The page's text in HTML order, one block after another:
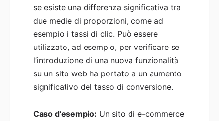
se esiste una differenza significativa tra
due medie di proporzioni, come ad
esempio i tassi di clic. Può essere
utilizzato, ad esempio, per verificare se
l’introduzione di una nuova funzionalità
su un sito web ha portato a un aumento
significativo del tasso di conversione.
Caso d’esempio: Un sito di e-commerce